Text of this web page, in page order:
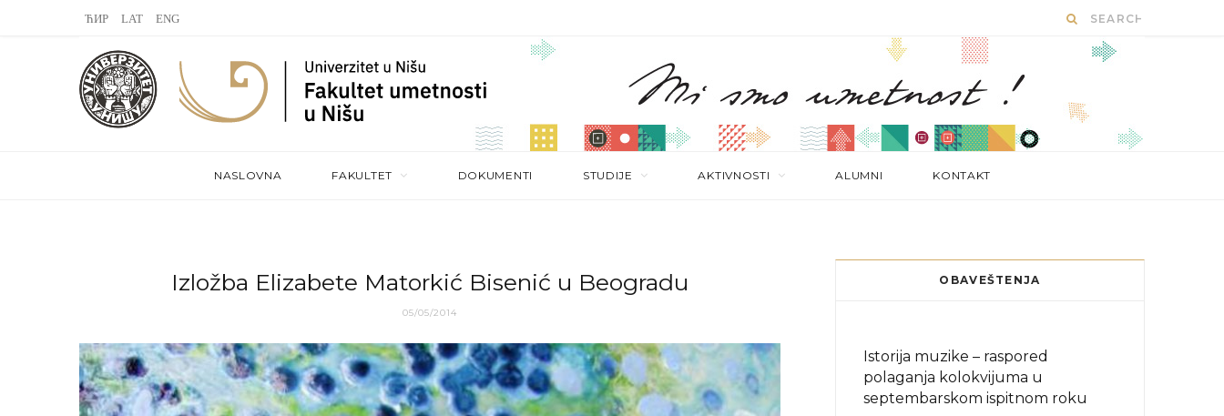
L
a
s
t
V
o
S
e
NASLOVNA FAKULTET DOKUMENTI STUDIJE AKTIVNOSTI ALUMNI KONTAKT
Izložba Elizabete Matorkić Bisenić u Beogradu
05/05/2014
OBAVEŠTENJA
Istorija muzike – raspored
polaganja kolokvijuma u
septembarskom ispitnom roku